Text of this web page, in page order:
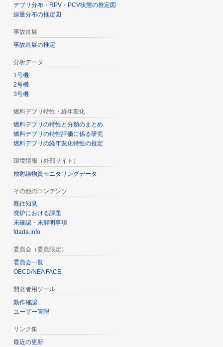
デブリ分布・RPV・PCV状態の推定図
線量分布の推定図
事故進展
事故進展の推定
分析データ
1号機
2号機
3号機
燃料デブリ特性・経年変化
燃料デブリの特性と分類のまとめ
燃料デブリの特性評価に係る研究
燃料デブリの経年変化特性の推定
環境情報（外部サイト）
放射線物質モニタリングデータ
その他のコンテンツ
既往知見
廃炉における課題
未確認・未解明事項
fdada.info
委員会（委員限定）
委員会一覧
OECD/NEA FACE
開発者用ツール
動作確認
ユーザー管理
リンク集
最近の更新